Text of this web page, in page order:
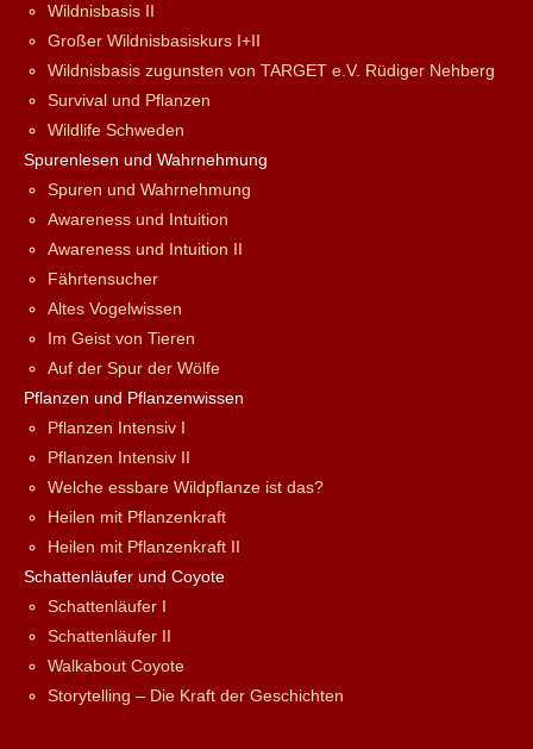
Wildnisbasis II
Großer Wildnisbasiskurs I+II
Wildnisbasis zugunsten von TARGET e.V. Rüdiger Nehberg
Survival und Pflanzen
Wildlife Schweden
Spurenlesen und Wahrnehmung
Spuren und Wahrnehmung
Awareness und Intuition
Awareness und Intuition II
Fährtensucher
Altes Vogelwissen
Im Geist von Tieren
Auf der Spur der Wölfe
Pflanzen und Pflanzenwissen
Pflanzen Intensiv I
Pflanzen Intensiv II
Welche essbare Wildpflanze ist das?
Heilen mit Pflanzenkraft
Heilen mit Pflanzenkraft II
Schattenläufer und Coyote
Schattenläufer I
Schattenläufer II
Walkabout Coyote
Storytelling – Die Kraft der Geschichten